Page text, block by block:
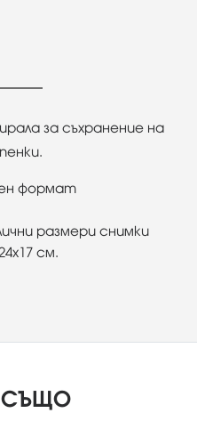
за съхранение на
формат
размери снимки
см.
СЪЩО